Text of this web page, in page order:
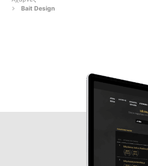
Bait Design